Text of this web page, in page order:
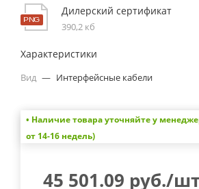
Дилерский сертификат
390,2 кб
Характеристики
Вид — Интерфейсные кабели
• Наличие товара уточняйте у
от 14-16 недель)
45 501.09 руб./